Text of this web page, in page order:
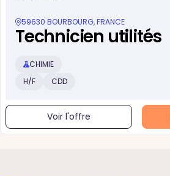
59630 BOURBOURG, FRANCE
Technicien utilités
CHIMIE
H/F
CDD
Voir l'offre